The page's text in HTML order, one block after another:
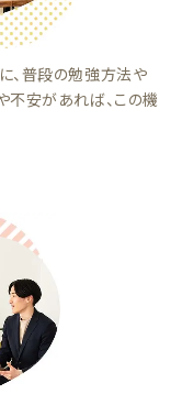
、普段の勉強方法や
不安があれば、この機